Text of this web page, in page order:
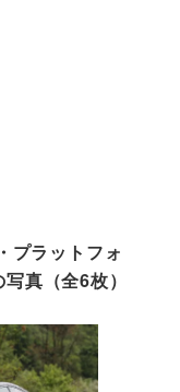
プラットフォ
真（全6枚）